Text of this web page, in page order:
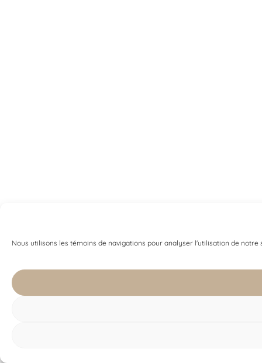
Nous utilisons les témoins de navigations pour analyser l'utilisation de